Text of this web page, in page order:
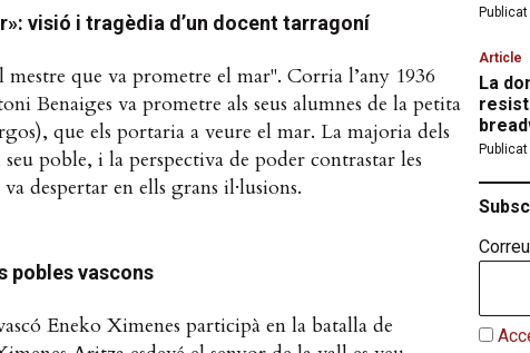
visió i tragèdia d’un docent tarragoní
que va prometre el mar". Corria l’any 1936
Benaiges va prometre als seus alumnes de la petita
que els portaria a veure el mar. La majoria dels
poble, i la perspectiva de poder contrastar les
despertar en ells grans il·lusions.
pobles vascons
Eneko Ximenes participà en la batalla de
Publicat
Article
La
Publicat